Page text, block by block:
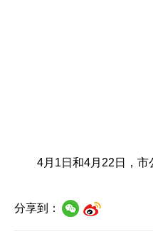
4月1日和4月22日，市
分享到：